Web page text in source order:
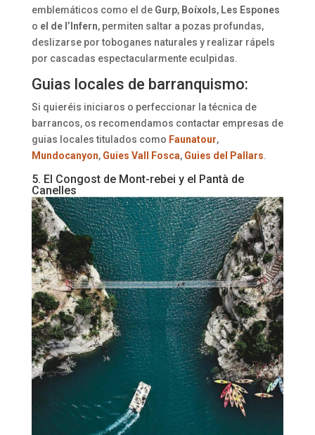
emblemáticos como el de Gurp,Boíxols,Les Espones
o el de l’Infern, permiten saltar a pozas profundas,
deslizarse por toboganes naturales y realizar rápels
por cascadas espectacularmente eculpidas.
Guias locales de barranquismo:
Si quieréis iniciaros o perfeccionar la técnica de
barrancos, os recomendamos contactar empresas de
guias locales titulados como Faunatour,
Mundocanyon, Guies Vall Fosca, Guies del Pallars.
5. El Congost de Mont-rebei y el Pantà de
Canelles